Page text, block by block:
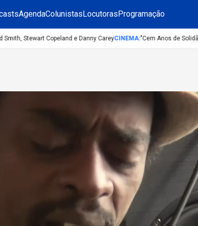
AgendaColunistasLocutorasProgramação
Stewart Copeland e Danny CareyCINEMA:"Cem Anos de Solidão":